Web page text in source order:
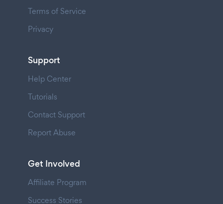
Terms of Service
Privacy
Support
Help Center
Tutorials
Contact Support
Report Abuse
Get Involved
Affiliate Program
Success Stories